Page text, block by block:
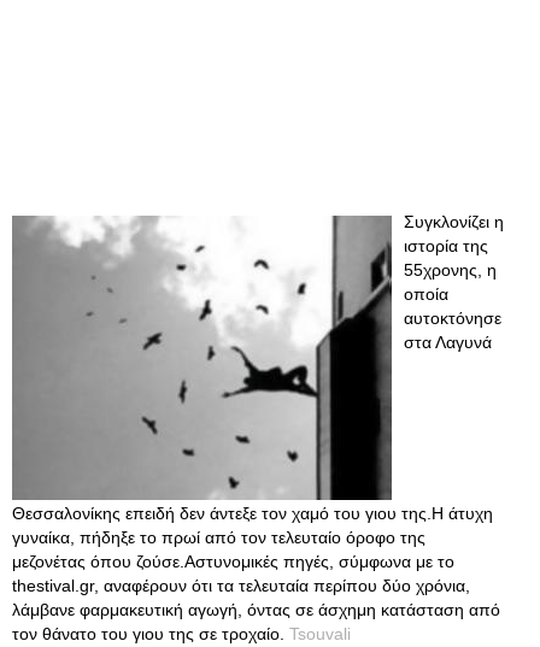
Συγκλονίζει η
ιστορία της
55χρονης, η
οποία
αυτοκτόνησε
στα Λαγυνά
Θεσσαλονίκης επειδή δεν άντεξε τον χαμό του γιου της.Η άτυχη
γυναίκα, πήδηξε το πρωί από τον τελευταίο όροφο της
μεζονέτας όπου ζούσε.Αστυνομικές πηγές, σύμφωνα με το
thestival.gr, αναφέρουν ότι τα τελευταία περίπου δύο χρόνια,
λάμβανε φαρμακευτική αγωγή, όντας σε άσχημη κατάσταση από
τον θάνατο του γιου της σε τροχαίο. Tsouvali